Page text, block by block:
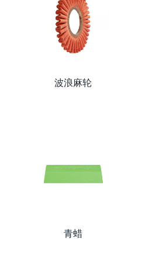
波浪麻轮
青蜡